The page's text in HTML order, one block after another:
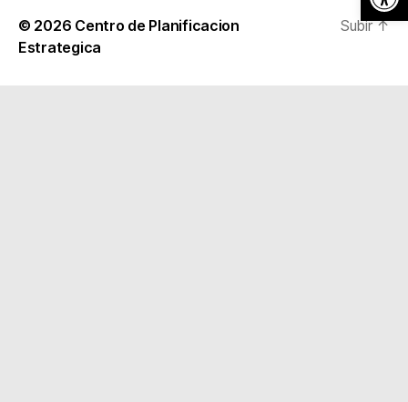
© 2026 Centro de Planificacion
Estrategica
Subir↑